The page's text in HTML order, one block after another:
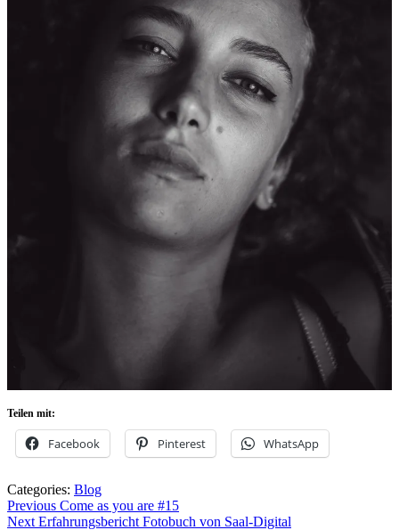
Teilen mit:
Facebook Pinterest WhatsApp
Categories: Blog
Beitragsnavigation
Previous Previous
post:
Come as you are #15
Next Next
Erfahrungsbericht Fotobuch von Saal-Digital